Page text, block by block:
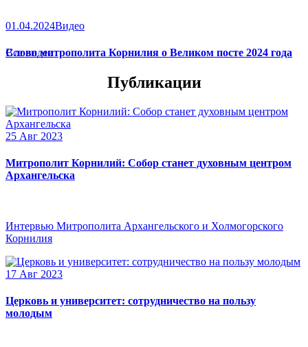
01.04.2024Видео
Слово митрополита Корнилия о Великом посте 2024 года
Все видео
Публикации
25 Авг 2023
Митрополит Корнилий: Собор станет духовным центром
Архангельска
Интервью Митрополита Архангельского и Холмогорского
Корнилия
17 Авг 2023
Церковь и университет: сотрудничество на пользу
молодым